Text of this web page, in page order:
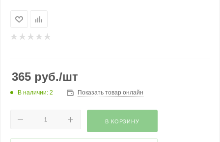
365 руб./шт
В наличии: 2 Показать товар онлайн
В КОРЗИНУ